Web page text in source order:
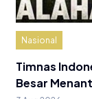
Nasional
Timnas
Besar